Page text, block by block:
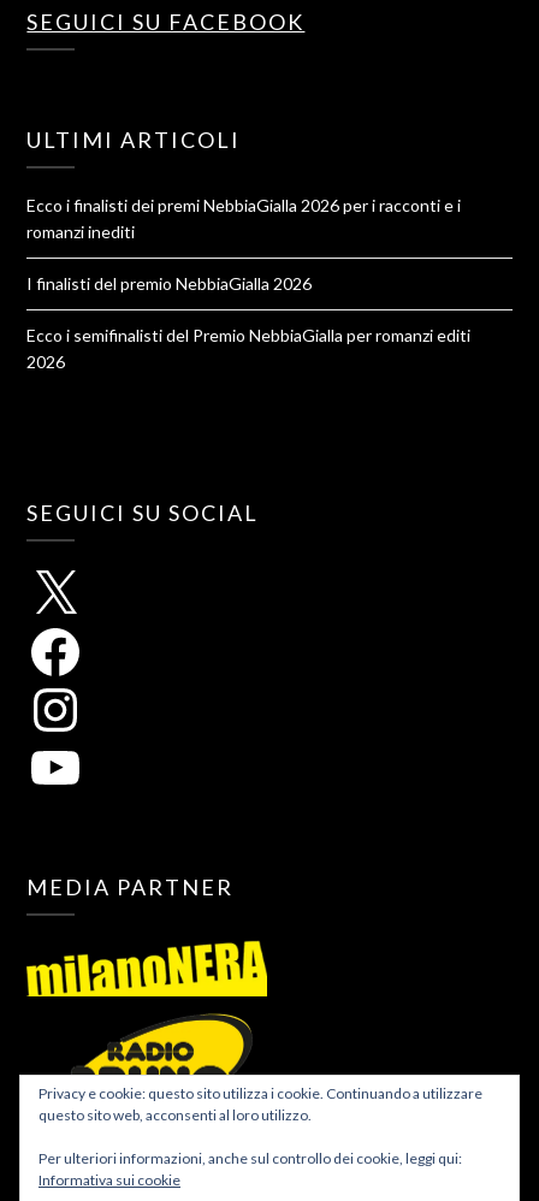
SEGUICI SU FACEBOOK
ULTIMI ARTICOLI
Ecco i finalisti dei premi NebbiaGialla 2026 per i racconti e i
romanzi inediti
I finalisti del premio NebbiaGialla 2026
Ecco i semifinalisti del Premio NebbiaGialla per romanzi editi
2026
SEGUICI SU SOCIAL
MEDIA PARTNER
Privacy e cookie: questo sito utilizza i cookie. Continuando a utilizzare
questo sito web, acconsenti al loro utilizzo.
Per ulteriori informazioni, anche sul controllo dei cookie, leggi qui:
Informativa sui cookie